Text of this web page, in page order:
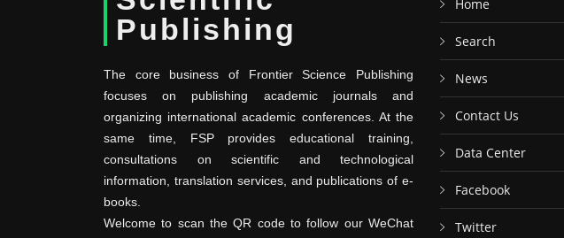
Publishing
The core business of Frontier Science Publishing
focuses on publishing academic journals and
organizing international academic conferences. At the
same time, FSP provides educational training,
consultations on scientific and technological
information, translation services, and publications of e-
books.
Welcome to scan the QR code to follow our WeChat
Home
Search
News
Contact Us
Data Center
Facebook
Twitter